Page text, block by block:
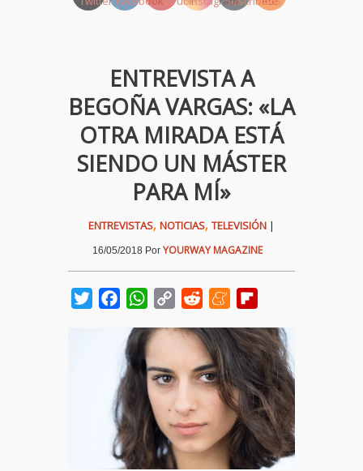
ENTREVISTA A
BEGOÑA VARGAS: «LA
OTRA MIRADA ESTÁ
SIENDO UN MÁSTER
PARA MÍ»
ENTREVISTAS, NOTICIAS, TELEVISIÓN |
16/05/2018 Por YOURWAY MAGAZINE
TwitterFacebookWhatsApp
Copy
Reddit Meneame